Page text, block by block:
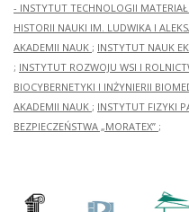
- INSTYTUT TECHNOLOGII
HISTORII NAUKI IM. LUDWIKA I
AKADEMII NAUK ; INSTYTUT NAUK
; INSTYTUT ROZWOJU WSI I
BIOCYBERNETYKI I INŻYNIERII
AKADEMII NAUK ; INSTYTUT FIZYKI
BEZPIECZEŃSTWA „MORATEX” ;